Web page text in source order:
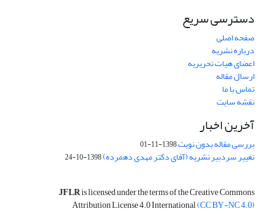
دسترسی سریع
صفحه اصلی
درباره نشریه
اعضای هیات تحریریه
ارسال مقاله
تماس با ما
نقشه سایت
آخرین اخبار
بررسی مقاله بدون نوبت1398-11-01
تغییر سردبیر نشریه (آقای دکتر مهدی دهمرده)1398-10-24
JFLRis licensed under the terms of the Creative Commons
Attribution License 4.0 International(CC BY-NC 4.0)